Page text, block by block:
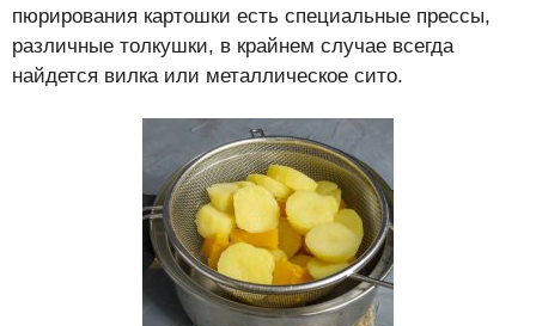
пюрирования картошки есть специальные прессы,
различные толкушки, в крайнем случае всегда
найдется вилка или металлическое сито.